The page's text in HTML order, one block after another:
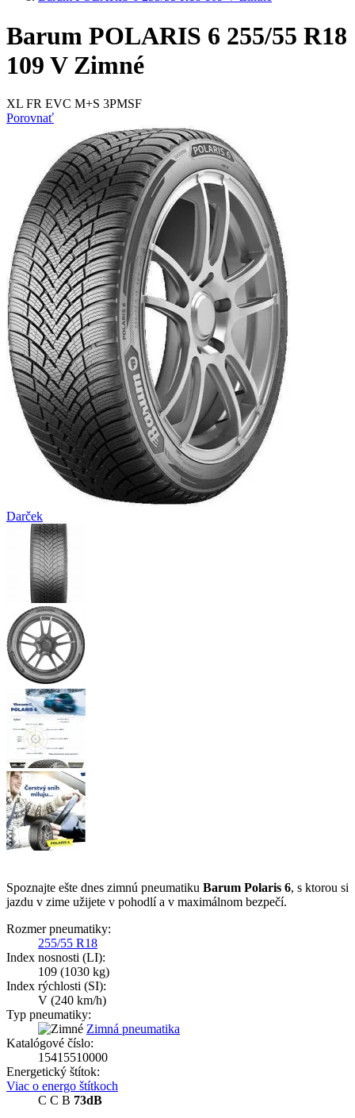
Barum POLARIS 6 255/55 R18
109 V Zimné
XL FR EVC M+S 3PMSF
Porovnať
Darček
Spoznajte ešte dnes zimnú pneumatiku Barum Polaris 6, s ktorou si
jazdu v zime užijete v pohodlí a v maximálnom bezpečí.
Rozmer pneumatiky:
255/55 R18
Index nosnosti (LI):
109 (1030 kg)
Index rýchlosti (SI):
V (240 km/h)
Typ pneumatiky:
Zimná pneumatika
Katalógové číslo:
15415510000
Energetický štítok:
Viac o energo štítkoch
C C B 73dB